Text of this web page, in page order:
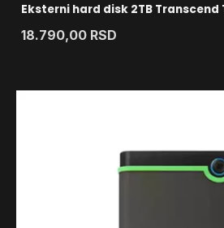
Eksterni hard disk 2TB Transcend
18.790,00 RSD